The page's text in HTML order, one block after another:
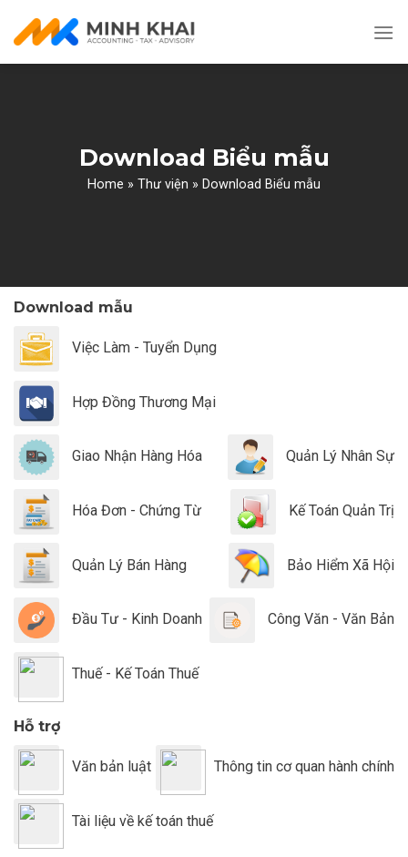
Download Biểu mẫu
Home » Thư viện » Download Biểu mẫu
Download mẫu
Việc Làm - Tuyển Dụng
Hợp Đồng Thương Mại
Giao Nhận Hàng Hóa Quản Lý Nhân Sự
Hóa Đơn - Chứng Từ Kế Toán Quản Trị
Quản Lý Bán Hàng Bảo Hiểm Xã Hội
Đầu Tư - Kinh Doanh Công Văn - Văn Bản
Thuế - Kế Toán Thuế
Hỗ trợ
Văn bản luật Thông tin cơ quan hành chính
Tài liệu về kế toán thuế